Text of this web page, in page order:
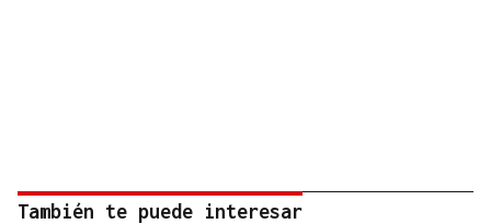
También te puede interesar